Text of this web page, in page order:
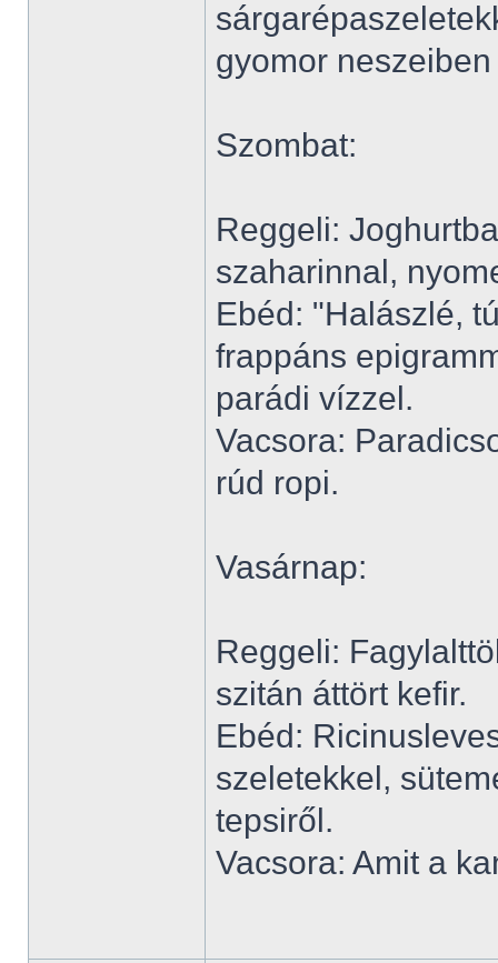
gyomor
Szombat:
Reggeli:
szaharinnal,
Ebéd: "Halászlé,
frappáns
parádi vízzel.
Vacsora:
rúd ropi.
Vasárnap:
Reggeli:
szitán áttört kefir.
Ebéd:
szeletekkel,
tepsiről.
Vacsora: Amit a